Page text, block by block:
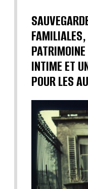
FAMILIALES,
INTIME ET
POUR LES